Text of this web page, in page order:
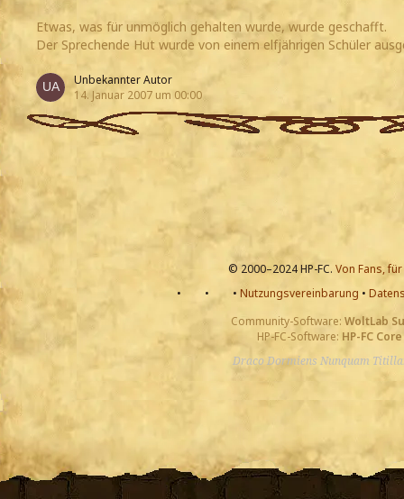
Etwas, was für unmöglich gehalten wurde, wurde geschafft.
Der Sprechende Hut wurde von einem elfjährigen Schüler
Unbekannter Autor
14. Januar 2007 um 00:00
© 2000–2024 HP-FC. Von Fans,
•
• • Nutzungsvereinbarung •
Community-Software: WoltLab
HP-FC-Software: HP-FC Core
Draco Dormiens Nunquam